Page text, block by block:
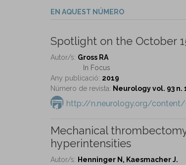
EN AQUEST NÚMERO
Spotlight on the October
Autor/s: Gross RA
In Focus
Any publicació: 2019
Número de revista: Neurology vol. 93 n.
http://n.neurology.org/
Mechanical
hyperintensities
Autor/s: Henninger N, Kaesmacher J.